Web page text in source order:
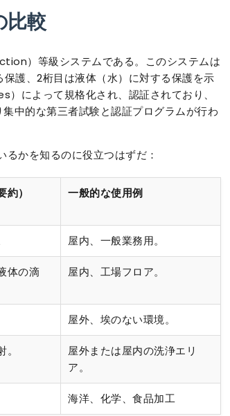
比較
）等級システムである。このシステムは
護、2桁目は液体（水）に対する保護を示
によって規格化され、認証されており、
中的な第三者試験と認証プログラムが行わ
かを知るのに役立つはずだ：
） 一般的な使用例
屋内、一般業務用。
体の滴
屋内、工場フロア。
屋外、埃のない環境。
屋外または屋内の洗浄エリ
ア。
海洋、化学、食品加工